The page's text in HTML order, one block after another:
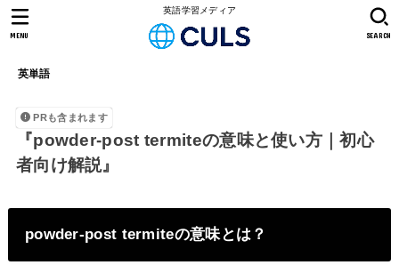
英語学習メディア
英単語
SEARCH
MENU
PRも含まれます
『powder-post termiteの意味と使い方｜初心
者向け解説』
powder-post termiteの意味とは？